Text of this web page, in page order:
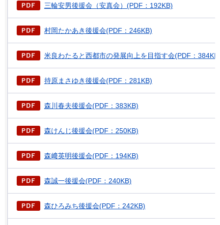
三輪安男後援会（安真会）(PDF：192KB)
村岡たかあき後援会(PDF：246KB)
米良わたると西都市の発展向上を目指す会(PDF：
持原まさゆき後援会(PDF：281KB)
森川春夫後援会(PDF：383KB)
森けんじ後援会(PDF：250KB)
森﨑英明後援会(PDF：194KB)
森誠一後援会(PDF：240KB)
森ひろみち後援会(PDF：242KB)